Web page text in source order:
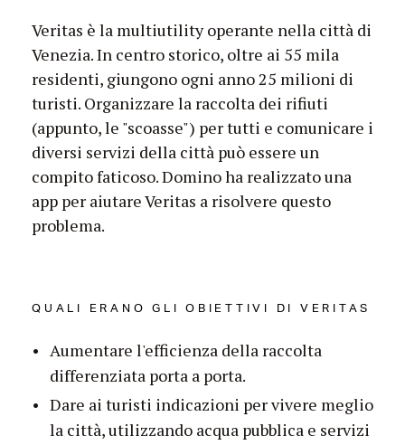
Veritas è la multiutility operante nella città di
Venezia. In centro storico, oltre ai 55 mila
residenti, giungono ogni anno 25 milioni di
turisti. Organizzare la raccolta dei rifiuti
(appunto, le "scoasse") per tutti e comunicare i
diversi servizi della città può essere un
compito faticoso. Domino ha realizzato una
app per aiutare Veritas a risolvere questo
problema.
QUALI ERANO GLI OBIETTIVI DI VERITAS
Aumentare l'efficienza della raccolta
differenziata porta a porta.
Dare ai turisti indicazioni per vivere meglio
la città, utilizzando acqua pubblica e servizi